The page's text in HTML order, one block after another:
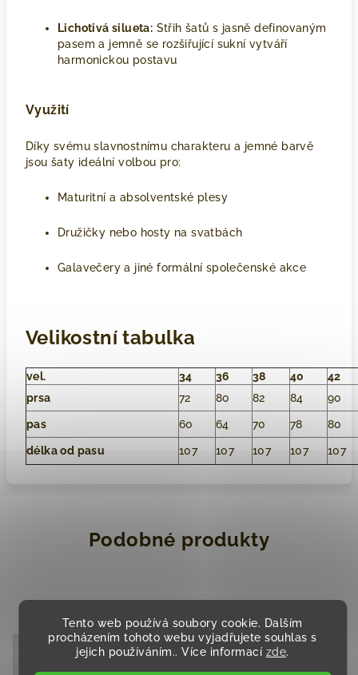
Tento web používá soubory cookie. Dalším
procházením tohoto webu vyjadřujete souhlas s
jejich používáním.. Více informací zde.
Lichotivá silueta: Střih šatů s jasně definovaným
pasem a jemně se rozšiřující sukní vytváří
harmonickou postavu
Využití
Díky svému slavnostnímu charakteru a jemné barvě
jsou šaty ideální volbou pro:
Maturitní a absolventské plesy
Družičky nebo hosty na svatbách
Galavečery a jiné formální společenské akce
Velikostní tabulka
vel. 34 36 38 40
42
prsa
72 80 82 84 90
pas 60 64 70 78 80
délka od pasu 107 107 107 107 107
Podobné produkty
Akce